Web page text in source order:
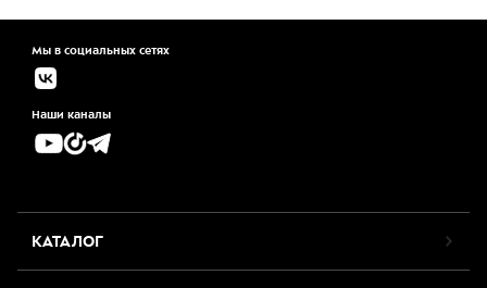
Мы в социальных сетях
Наши каналы
КАТАЛОГ